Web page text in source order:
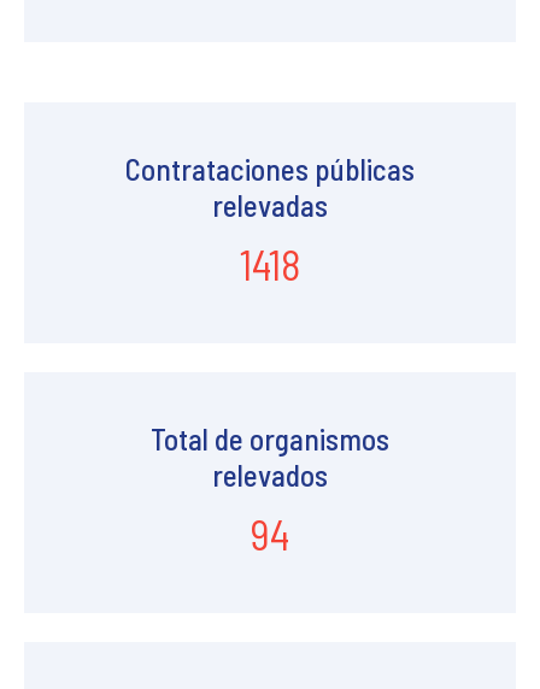
Contrataciones públicas
relevadas
1418
Total de organismos
relevados
94